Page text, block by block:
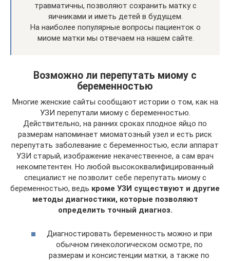
травматичны, позволяют сохранить матку с
яичниками и иметь детей в будущем.
На наиболее популярные вопросы пациенток о
миоме матки мы отвечаем на нашем сайте.
Возможно ли перепутать миому с
беременностью
Многие женские сайты сообщают истории о том, как на
УЗИ перепутали миому с беременностью.
Действительно, на ранних сроках плодное яйцо по
размерам напоминает миоматозный узел и есть риск
перепутать заболевание с беременностью, если аппарат
УЗИ старый, изображение некачественное, а сам врач
некомпетентен. Но любой высококвалифицированный
специалист не позволит себе перепутать миому с
беременностью, ведь кроме УЗИ существуют и другие
методы диагностики, которые позволяют
определить точный диагноз.
Диагностировать беременность можно и при
обычном гинекологическом осмотре, по
размерам и консистенции матки, а также по